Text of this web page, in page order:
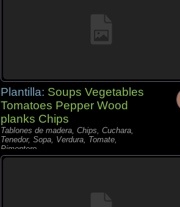
Plantilla: Soups Vegetables
Tomatoes Pepper Wood
planks Chips
Tablones de madera, Chips, Cuchara,
Tenedor, Sopa, Verdura, Tomate,
Pimentero,